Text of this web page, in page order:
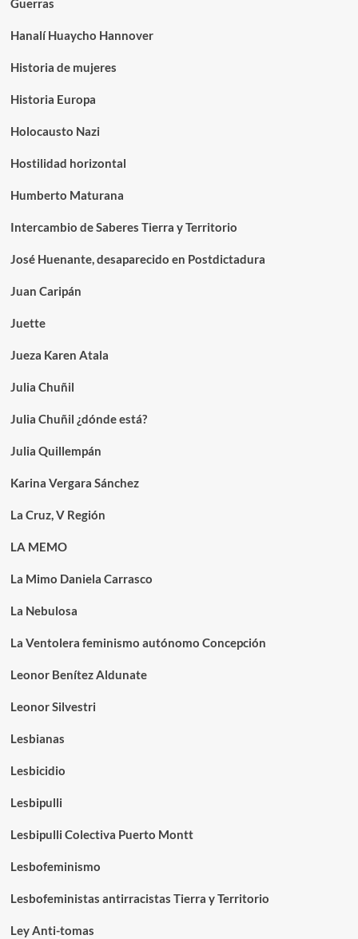
Guerras
Hanalí Huaycho Hannover
Historia de mujeres
Historia Europa
Holocausto Nazi
Hostilidad horizontal
Humberto Maturana
Intercambio de Saberes Tierra y Territorio
José Huenante, desaparecido en Postdictadura
Juan Caripán
Juette
Jueza Karen Atala
Julia Chuñil
Julia Chuñil ¿dónde está?
Julia Quillempán
Karina Vergara Sánchez
La Cruz, V Región
LA MEMO
La Mimo Daniela Carrasco
La Nebulosa
La Ventolera feminismo autónomo Concepción
Leonor Benítez Aldunate
Leonor Silvestri
Lesbianas
Lesbicidio
Lesbipulli
Lesbipulli Colectiva Puerto Montt
Lesbofeminismo
Lesbofeministas antirracistas Tierra y Territorio
Ley Anti-tomas